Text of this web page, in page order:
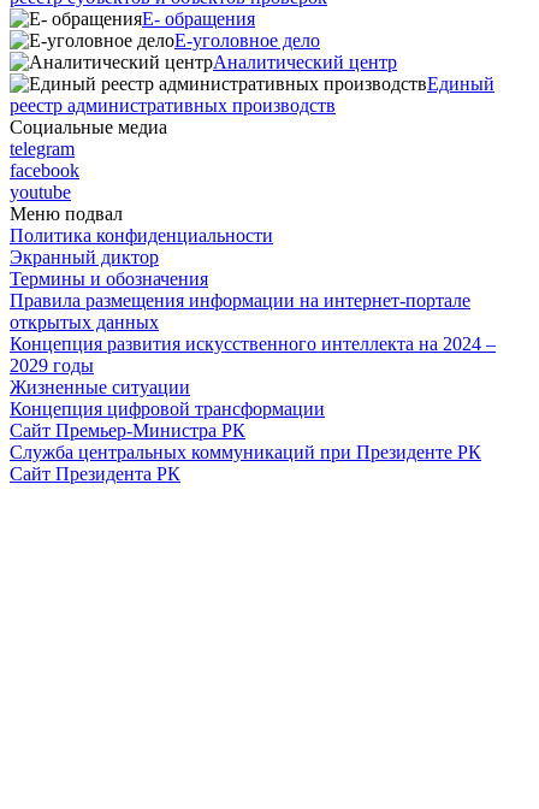
Е- обращения
E-уголовное дело
Аналитический центр
Единый
реестр административных производств
Социальные медиа
telegram
facebook
youtube
Меню подвал
Политика конфиденциальности
Экранный диктор
Термины и обозначения
Правила размещения информации на интернет-портале
открытых данных
Концепция развития искусственного интеллекта на 2024 –
2029 годы
Жизненные ситуации
Концепция цифровой трансформации
Сайт Премьер-Министра РК
Служба центральных коммуникаций при Президенте РК
Сайт Президента РК